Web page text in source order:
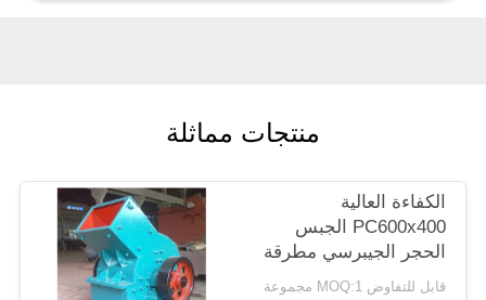
اطلب
اقتباس
منتجات مماثلة
الكفاءة العالية
PC600x400 الجبس
الحجر الجيبرسي مطرقة
مطرقة للبيع
قابل للتفاوض MOQ:1 مجموعة